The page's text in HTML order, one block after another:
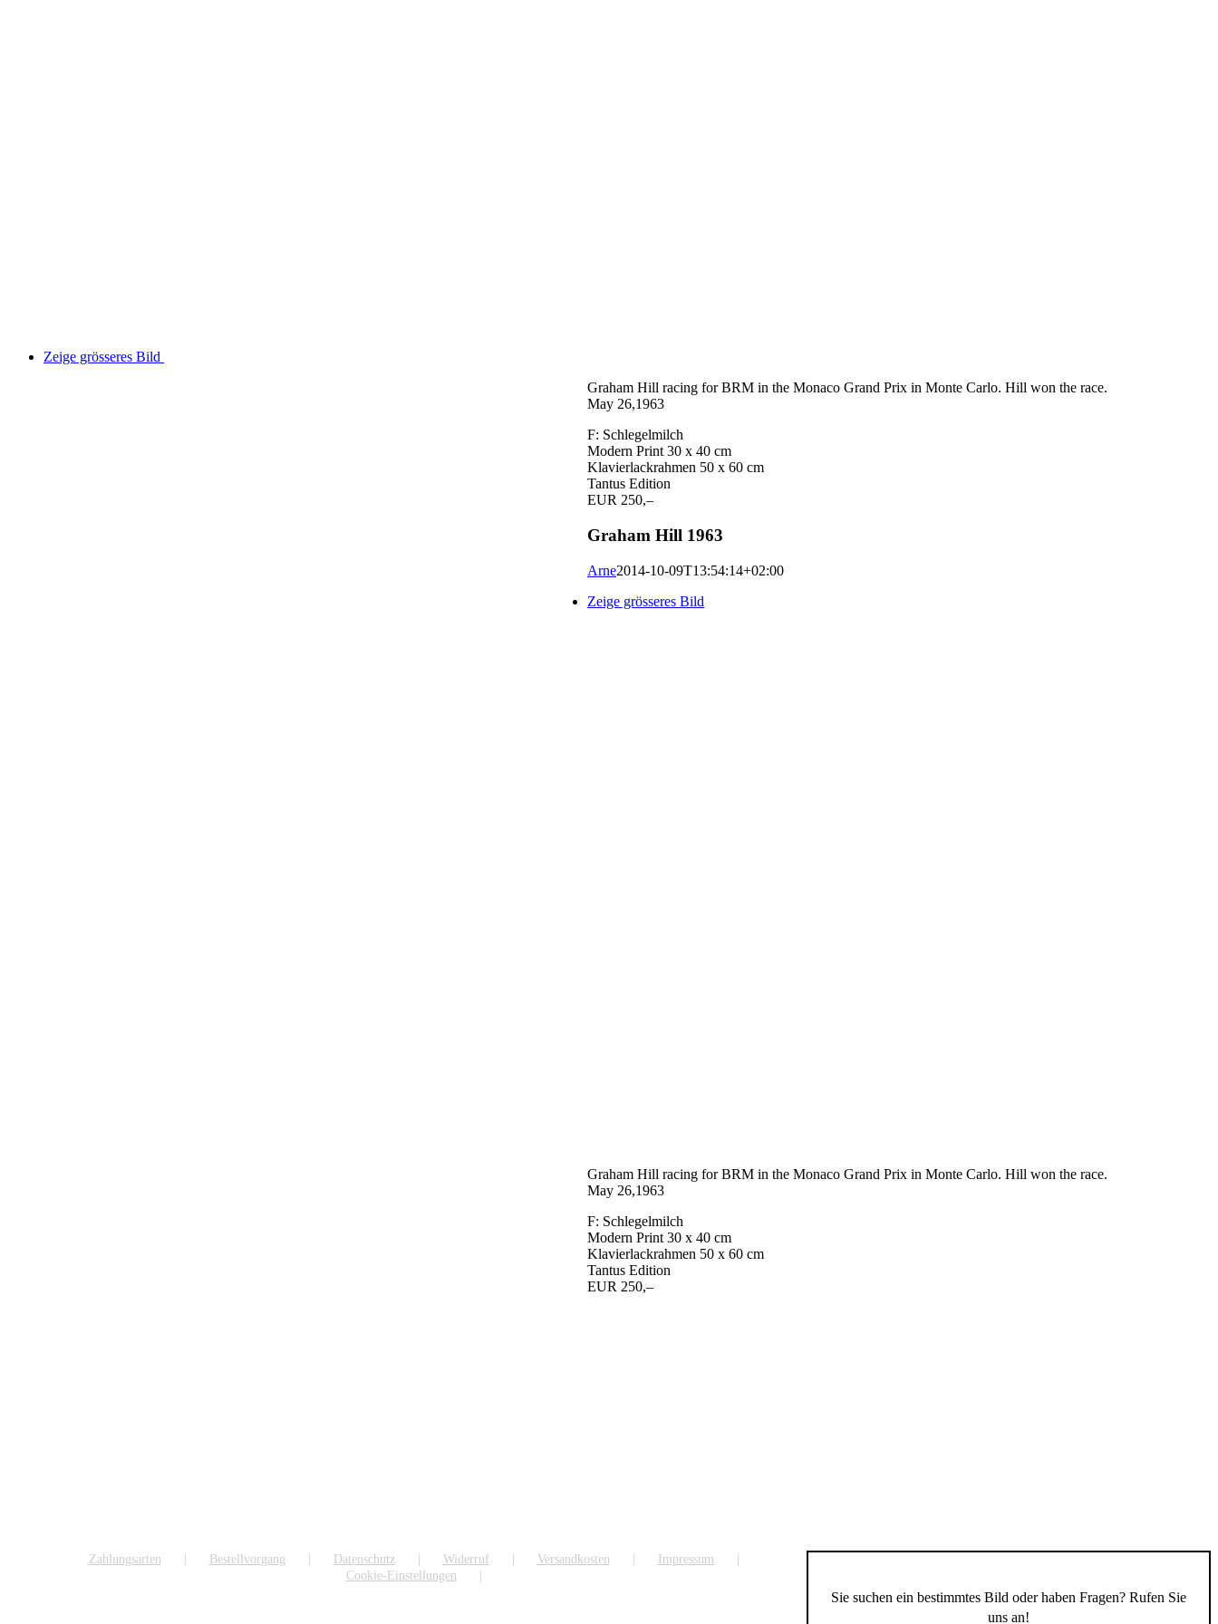
Zeige grösseres Bild
Graham Hill racing for BRM in the Monaco Grand Prix in Monte Carlo. Hill won the race.
May 26,1963
F: Schlegelmilch
Modern Print 30 x 40 cm
Klavierlackrahmen 50 x 60 cm
Tantus Edition
EUR 250,–
Graham Hill 1963
Arne2014-10-09T13:54:14+02:00
Zeige grösseres Bild
Graham Hill racing for BRM in the Monaco Grand Prix in Monte Carlo. Hill won the race.
May 26,1963
F: Schlegelmilch
Modern Print 30 x 40 cm
Klavierlackrahmen 50 x 60 cm
Tantus Edition
EUR 250,–
Sie suchen ein bestimmtes Bild oder haben Fragen? Rufen Sie
uns an!
Zahlungsarten Bestellvorgang Datenschutz Widerruf Versandkosten
Impressum
Cookie-Einstellungen